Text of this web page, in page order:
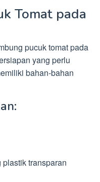
Tomat pada
pucuk tomat pada
yang perlu
bahan-bahan
transparan